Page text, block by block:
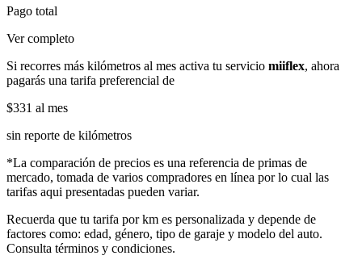
Pago total
Ver completo
Si recorres más kilómetros al mes activa tu servicio miiflex, ahora
pagarás una tarifa preferencial de
$331 al mes
sin reporte de kilómetros
*La comparación de precios es una referencia de primas de
mercado, tomada de varios compradores en línea por lo cual las
tarifas aqui presentadas pueden variar.
Recuerda que tu tarifa por km es personalizada y depende de
factores como: edad, género, tipo de garaje y modelo del auto.
Consulta términos y condiciones.